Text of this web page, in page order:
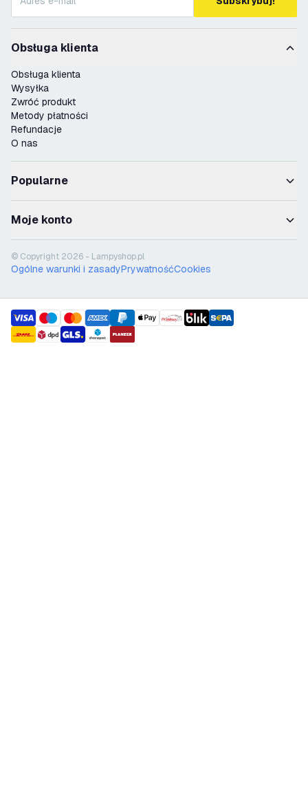
Obsługa klienta
Obsługa klienta
Wysyłka
Zwróć produkt
Metody płatności
Refundacje
O nas
Popularne
Moje konto
© Copyright 2026 - Lampyshop.pl
Ogólne warunki i zasadyPrywatnośćCookies
payment methods
shipment methods